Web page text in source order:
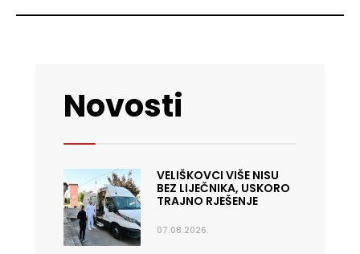
Novosti
VELIŠKOVCI VIŠE NISU
BEZ LIJEČNIKA, USKORO
TRAJNO RJEŠENJE
07.08.2026.